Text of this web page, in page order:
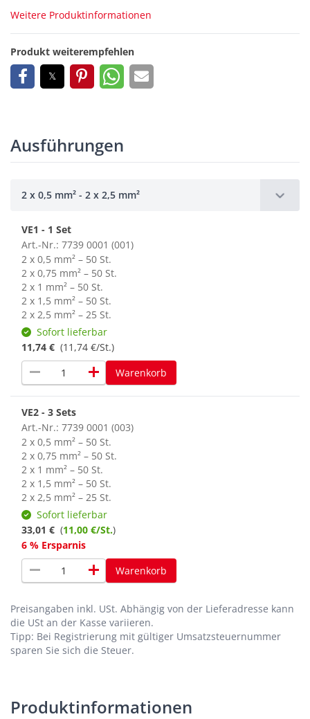
Weitere Produktinformationen
Produkt weiterempfehlen
Ausführungen
2 x 0,5 mm² - 2 x 2,5 mm²
VE1 - 1 Set
Art.-Nr.: 7739 0001 (001)
2 x 0,5 mm² – 50 St.
2 x 0,75 mm² – 50 St.
2 x 1 mm² – 50 St.
2 x 1,5 mm² – 50 St.
2 x 2,5 mm² – 25 St.
Sofort lieferbar
11,74 € (11,74 €/St.)
remove add Warenkorb
VE2 - 3 Sets
Art.-Nr.: 7739 0001 (003)
2 x 0,5 mm² – 50 St.
2 x 0,75 mm² – 50 St.
2 x 1 mm² – 50 St.
2 x 1,5 mm² – 50 St.
2 x 2,5 mm² – 25 St.
Sofort lieferbar
33,01 € (11,00 €/St.)
6 % Ersparnis
remove add Warenkorb
Preisangaben inkl. USt. Abhängig von der Lieferadresse kann
die USt an der Kasse variieren.
Tipp: Bei Registrierung mit gültiger Umsatzsteuernummer
sparen Sie sich die Steuer.
Produktinformationen